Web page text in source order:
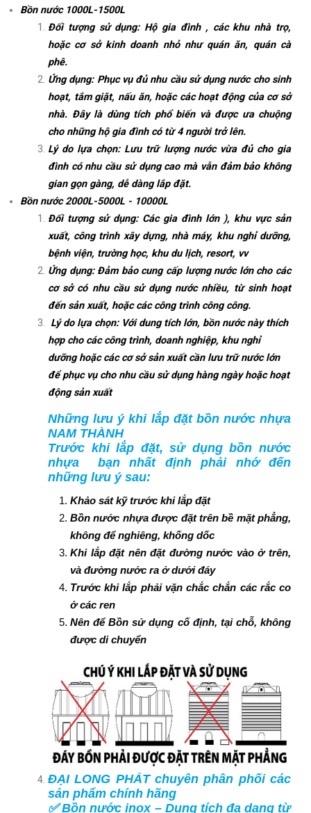
Bồn nước 1000L-1500L
Đối tượng sử dụng: Hộ gia đình , các khu nhà trọ,
hoặc cơ sở kinh doanh nhỏ như quán ăn, quán cà
phê.
Ứng dụng: Phục vụ đủ nhu cầu sử dụng nước cho sinh
hoạt, tắm giặt, nấu ăn, hoặc các hoạt động của cơ sở
nhà. Đây là dùng tích phổ biến và được ưa chuộng
cho những hộ gia đình có từ 4 người trở lên.
Lý do lựa chọn: Lưu trữ lượng nước vừa đủ cho gia
đình có nhu cầu sử dụng cao mà vẫn đảm bảo không
gian gọn gàng, dễ dàng lắp đặt.
Bồn nước 2000L-5000L - 10000L
Đối tượng sử dụng: Các gia đình lớn ), khu vực sản
xuất, công trình xây dựng, nhà máy, khu nghỉ dưỡng,
bệnh viện, trường học, khu du lịch, resort, vv
Ứng dụng: Đảm bảo cung cấp lượng nước lớn cho các
cơ sở có nhu cầu sử dụng nước nhiều, từ sinh hoạt
đến sản xuất, hoặc các công trình công công.
Lý do lựa chọn: Với dung tích lớn, bồn nước này thích
hợp cho các công trình, doanh nghiệp, khu nghỉ
dưỡng hoặc các cơ sở sản xuất cần lưu trữ nước lớn
để phục vụ cho nhu cầu sử dụng hàng ngày hoặc hoạt
động sản xuất
Những lưu ý khi lắp đặt bồn nước nhựa
NAM THÀNH
Trước khi lắp đặt, sử dụng bồn nước
nhựa bạn nhất định phải nhớ đến
những lưu ý sau:
Khảo sát kỹ trước khi lắp đặt
Bồn nước nhựa được đặt trên bề mặt phẳng,
không để nghiêng, khống dốc
Khi lắp đặt nên đặt đường nước vào ở trên,
và đường nước ra ở dưới đáy
Trước khi lắp phải vặn chắc chắn các rắc co
ở các ren
Nên để Bồn sử dụng cố định, tại chỗ, không
được di chuyển
ĐẠI LONG PHÁT chuyên phân phối các
sản phẩm chính hãng
✅ Bồn nước inox – Dung tích đa dạng từ